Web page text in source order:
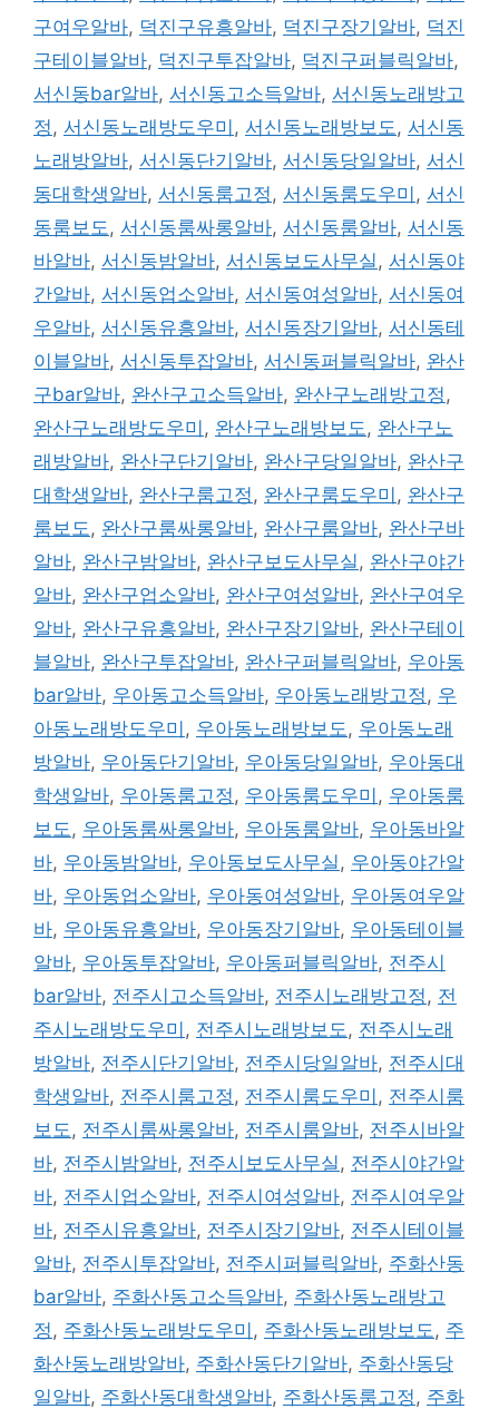
구여우알바, 덕진구유흥알바, 덕진구장기알바, 덕진
구테이블알바, 덕진구투잡알바, 덕진구퍼블릭알바,
서신동bar알바, 서신동고소득알바, 서신동노래방고
정 , 서신동노래방도우미 , 서신동노래방보도 , 서신동
노래방알바, 서신동단기알바, 서신동당일알바, 서신
동대학생알바, 서신동룸고정 , 서신동룸도우미 , 서신
동룸보도 , 서신동룸싸롱알바, 서신동룸알바, 서신동
바알바, 서신동밤알바, 서신동보도사무실 , 서신동야
간알바, 서신동업소알바, 서신동여성알바, 서신동여
우알바, 서신동유흥알바, 서신동장기알바, 서신동테
이블알바, 서신동투잡알바, 서신동퍼블릭알바, 완산
구bar알바, 완산구고소득알바, 완산구노래방고정 ,
완산구노래방도우미 , 완산구노래방보도 , 완산구노
래방알바, 완산구단기알바, 완산구당일알바, 완산구
대학생알바, 완산구룸고정 , 완산구룸도우미 , 완산구
룸보도 , 완산구룸싸롱알바, 완산구룸알바, 완산구바
알바, 완산구밤알바, 완산구보도사무실 , 완산구야간
알바, 완산구업소알바, 완산구여성알바, 완산구여우
알바, 완산구유흥알바, 완산구장기알바, 완산구테이
블알바, 완산구투잡알바, 완산구퍼블릭알바, 우아동
bar알바, 우아동고소득알바, 우아동노래방고정 , 우
아동노래방도우미 , 우아동노래방보도 , 우아동노래
방알바, 우아동단기알바, 우아동당일알바, 우아동대
학생알바, 우아동룸고정 , 우아동룸도우미 , 우아동룸
보도 , 우아동룸싸롱알바, 우아동룸알바, 우아동바알
바, 우아동밤알바, 우아동보도사무실 , 우아동야간알
바, 우아동업소알바, 우아동여성알바, 우아동여우알
바, 우아동유흥알바, 우아동장기알바, 우아동테이블
알바, 우아동투잡알바, 우아동퍼블릭알바, 전주시
bar알바, 전주시고소득알바, 전주시노래방고정 , 전
주시노래방도우미 , 전주시노래방보도 , 전주시노래
방알바, 전주시단기알바, 전주시당일알바, 전주시대
학생알바, 전주시룸고정 , 전주시룸도우미 , 전주시룸
보도 , 전주시룸싸롱알바, 전주시룸알바, 전주시바알
바, 전주시밤알바, 전주시보도사무실 , 전주시야간알
바, 전주시업소알바, 전주시여성알바, 전주시여우알
바, 전주시유흥알바, 전주시장기알바, 전주시테이블
알바, 전주시투잡알바, 전주시퍼블릭알바, 주화산동
bar알바, 주화산동고소득알바, 주화산동노래방고
정 , 주화산동노래방도우미 , 주화산동노래방보도 , 주
화산동노래방알바, 주화산동단기알바, 주화산동당
일알바, 주화산동대학생알바, 주화산동룸고정 , 주화